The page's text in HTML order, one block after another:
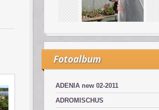
Fotoalbum
ADENIA new 02-2011
ADROMISCHUS